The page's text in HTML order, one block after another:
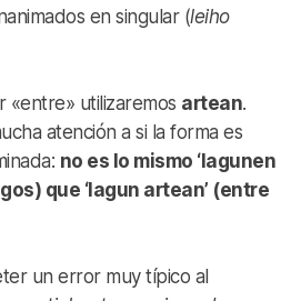
en singular (leiho
«entre» utilizaremos artean.
atención a si la forma es
no es lo mismo ‘lagunen
que ‘lagun artean’ (entre
un error muy típico al